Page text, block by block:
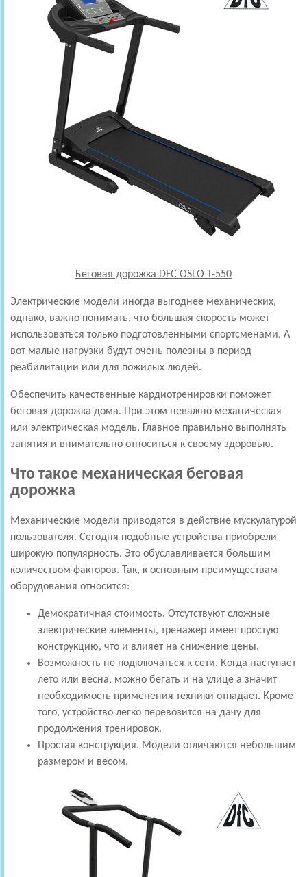
Беговая дорожка DFC OSLO T-550
Электрические модели иногда выгоднее механических,
однако, важно понимать, что большая скорость может
использоваться только подготовленными спортсменами. А
вот малые нагрузки будут очень полезны в период
реабилитации или для пожилых людей.
Обеспечить качественные кардиотренировки поможет
беговая дорожка дома. При этом неважно механическая
или электрическая модель. Главное правильно выполнять
занятия и внимательно относиться к своему здоровью.
Что такое механическая беговая
дорожка
Механические модели приводятся в действие мускулатурой
пользователя. Сегодня подобные устройства приобрели
широкую популярность. Это обуславливается большим
количеством факторов. Так, к основным преимуществам
оборудования относится:
Демократичная стоимость. Отсутствуют сложные
электрические элементы, тренажер имеет простую
конструкцию, что и влияет на снижение цены.
Возможность не подключаться к сети. Когда наступает
лето или весна, можно бегать и на улице а значит
необходимость применения техники отпадает. Кроме
того, устройство легко перевозится на дачу для
продолжения тренировок.
Простая конструкция. Модели отличаются небольшим
размером и весом.